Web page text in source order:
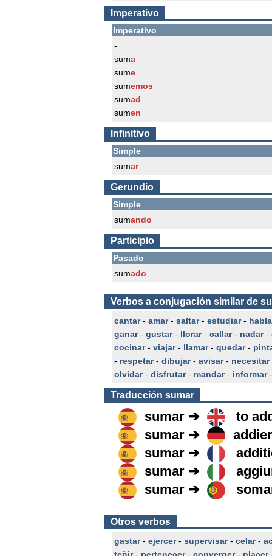
Imperativo
Imperativo
-
suma
sume
sumemos
sumad
sumen
Infinitivo
Simple
sumar
Gerundio
Simple
sumando
Participio
Pasado
sumado
Verbos a conjugación similar de
cantar- amar- saltar- estudiar-
ganar- gustar- llorar- callar- nadar-
cocinar- viajar- llamar- quedar-
- respetar- dibujar- avisar- necesitar
olvidar- disfrutar- mandar- informar
Traducción sumar
sumar ➔
to
sumar ➔
sumar ➔
sumar ➔
sumar ➔
Otros verbos
gastar- ejercer- supervisar- celar-